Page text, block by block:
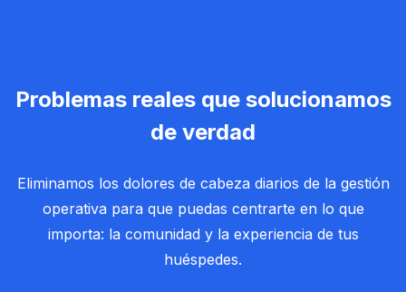
Problemas reales que solucionamos
de verdad
Eliminamos los dolores de cabeza diarios de la gestión
operativa para que puedas centrarte en lo que
importa: la comunidad y la experiencia de tus
huéspedes.